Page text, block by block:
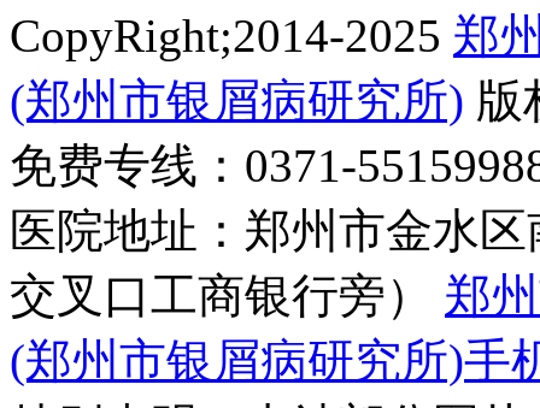
CopyRight;2014-2025 郑
(郑州市银屑病研究所) 版
免费专线：0371-
医院地址：郑州市金水
交叉口工商银行旁） 郑
(郑州市银屑病研究所)手